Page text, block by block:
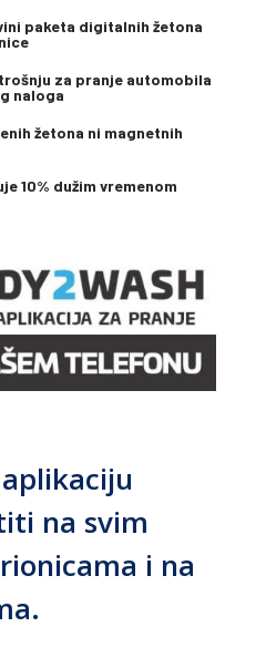
paketa digitalnih žetona
za pranje automobila
naloga
žetona ni magnetnih
10% dužim vremenom
na svim
i na